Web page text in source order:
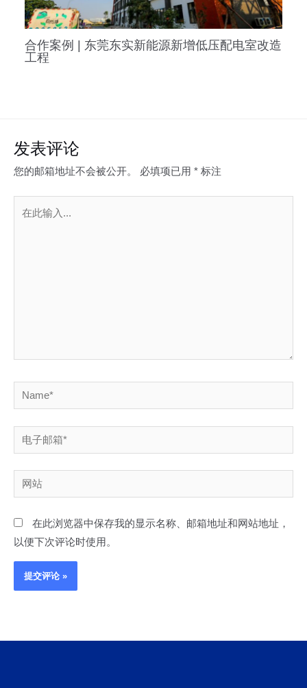
合作案例 | 东莞东实新能源新增低压配电室改造
工程
发表评论
您的邮箱地址不会被公开。 必填项已用 * 标注
Name*
电
子
邮
箱
网
站
在此浏览器中保存我的显示名称、邮箱地址和网站地址，
以便下次评论时使用。